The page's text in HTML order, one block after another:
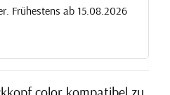
Frühestens ab 15.08.2026